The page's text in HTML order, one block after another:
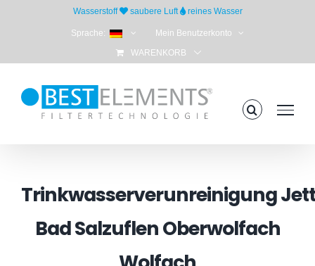
Wasserstoff saubere Luft reines Wasser
Sprache: Mein Benutzerkonto
WARENKORB
Trinkwasserverunreinigung
Bad Salzuflen Oberwolfach